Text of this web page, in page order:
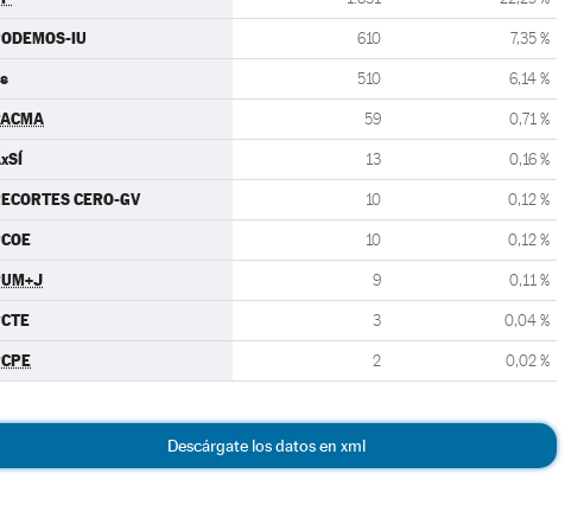
IU 610 7,35 %
510 6,14 %
59 0,71 %
13 0,16 %
CERO-GV 10 0,12 %
10 0,12 %
9 0,11 %
3 0,04 %
2 0,02 %
Descárgate los datos en xml